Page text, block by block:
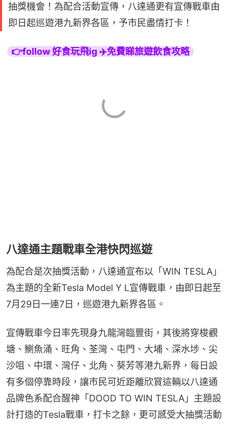
抽獎機會！為配合活動宣傳，八達通更有宣傳戰車由
即日起巡遊港九新界各區，予市民盡情打卡！
👉follow 好食玩飛ig ✈️免費睇旅遊飲食攻略
八達通主題戰車全港快閃巡遊
為配合是次抽獎活動，八達通宣布以「WIN TESLA」
為主題的全新Tesla Model Y L宣傳戰車，由即日起至
7月29日一連7日，巡遊港九新界各區。
宣傳戰車今日率先現身九龍灣臨豐街，其後將穿梭觀
塘、鰂魚涌、旺角、荃灣、屯門、大埔、深水埗、尖
沙咀、中環、灣仔、北角、葵芳等港九新界，每日設
有多個停靠時段，讓市民可近距離欣賞這輛以八達通
品牌色系配合醒神「DOOD TO WIN TESLA」主題設
計打造的Tesla戰車，打卡之餘，更可感受大抽獎活動